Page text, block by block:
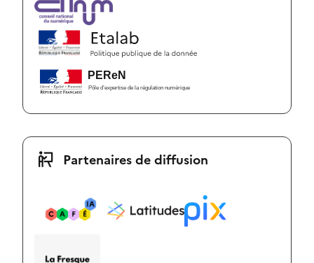
Partenaires de diffusion